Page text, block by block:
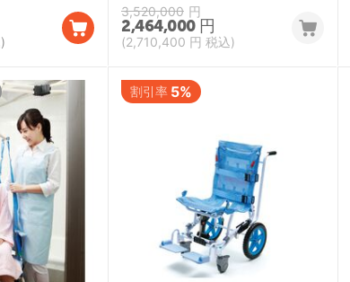
3,520,000 円
2,464,000 円
(2,710,400 円 税込)
割引率 5%